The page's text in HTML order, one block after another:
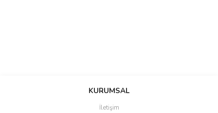
Görüş ve önerileriniz için teşekkür ederiz.
KURUMSAL
İletişim